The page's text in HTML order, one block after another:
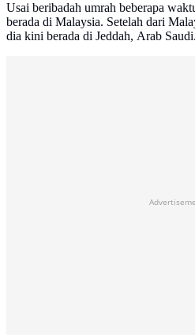
Usai beribadah umrah beberapa
berada di Malaysia. Setelah dari
dia kini berada di Jeddah, Arab Saudi.